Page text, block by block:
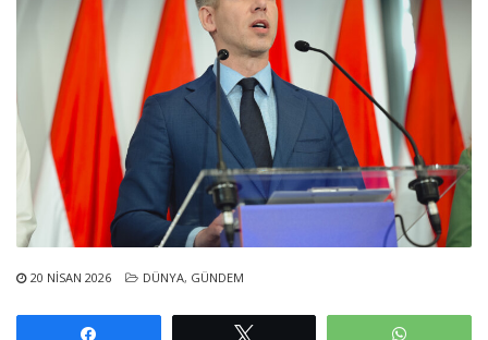
20 NISAN 2026 DÜNYA, GÜNDEM